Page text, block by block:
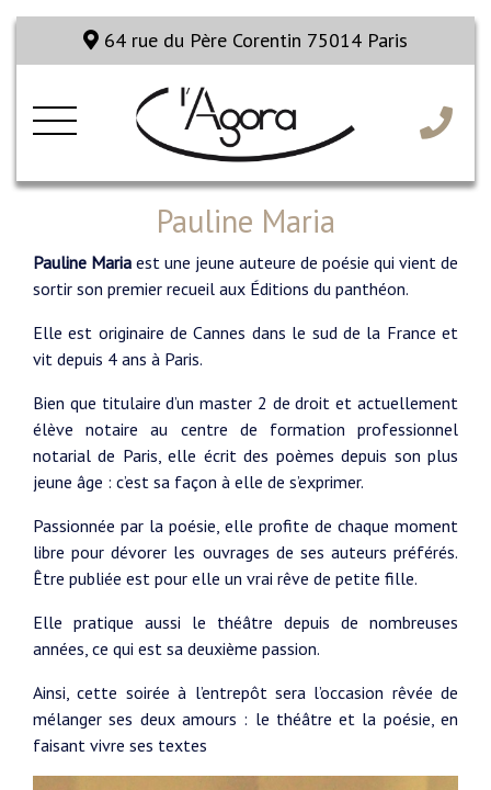
64 rue du Père Corentin 75014 Paris
Pauline Maria
Pauline Maria est une jeune auteure de poésie qui vient de
sortir son premier recueil aux Éditions du panthéon.
Elle est originaire de Cannes dans le sud de la France et
vit depuis 4 ans à Paris.
Bien que titulaire d’un master 2 de droit et actuellement
élève notaire au centre de formation professionnel
notarial de Paris, elle écrit des poèmes depuis son plus
jeune âge : c’est sa façon à elle de s’exprimer.
Passionnée par la poésie, elle profite de chaque moment
libre pour dévorer les ouvrages de ses auteurs préférés.
Être publiée est pour elle un vrai rêve de petite fille.
Elle pratique aussi le théâtre depuis de nombreuses
années, ce qui est sa deuxième passion.
Ainsi, cette soirée à l’entrepôt sera l’occasion rêvée de
mélanger ses deux amours : le théâtre et la poésie, en
faisant vivre ses textes